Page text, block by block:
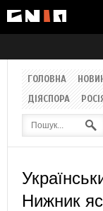
ГОЛОВНА
ДІЯСПОРА
Нижник